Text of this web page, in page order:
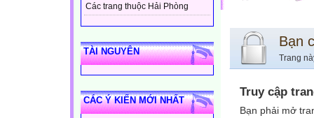
Các trang thuộc Hải Phòng
TÀI NGUYÊN
CÁC Ý KIẾN MỚI NHẤT
Bạn
Trang
Truy cập
Bạn phải mở